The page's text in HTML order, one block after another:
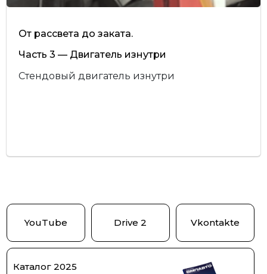
От рассвета до заката.
Часть 3 — Двигатель изнутри
Стендовый двигатель изнутри
YouTube Drive 2 Vkontakte
Каталог 2025